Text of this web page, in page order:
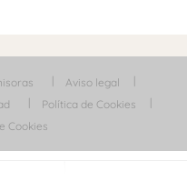
Aviso legal
Política de Cookies
Cookies